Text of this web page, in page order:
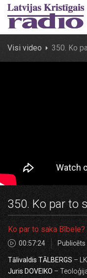
Visi video 350. Ko
350. Ko par to
Ko par to saka Bībele?
00:57:24
Tālivaldis TĀLBERGS–
Juris DOVEIKO–